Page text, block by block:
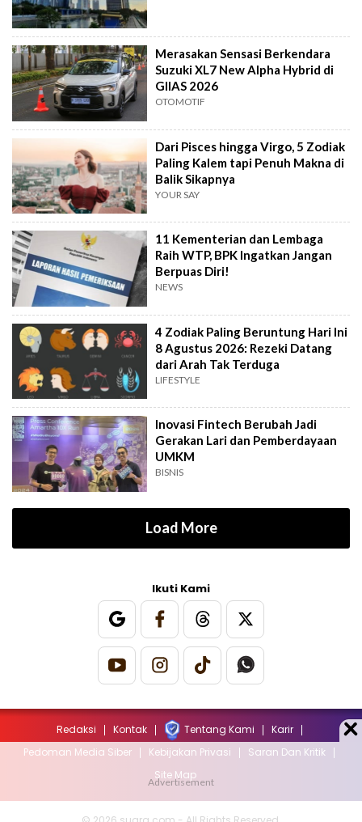
Merasakan Sensasi Berkendara
Suzuki XL7 New Alpha Hybrid di
GIIAS 2026
OTOMOTIF
Dari Pisces hingga Virgo, 5 Zodiak
Paling Kalem tapi Penuh Makna di
Balik Sikapnya
YOUR SAY
11 Kementerian dan Lembaga
Raih WTP, BPK Ingatkan Jangan
Berpuas Diri!
NEWS
4 Zodiak Paling Beruntung Hari Ini
8 Agustus 2026: Rezeki Datang
dari Arah Tak Terduga
LIFESTYLE
Inovasi Fintech Berubah Jadi
Gerakan Lari dan Pemberdayaan
UMKM
BISNIS
Load More
Ikuti Kami
Redaksi Kontak Tentang Kami
Karir
Pedoman Media Siber
Kebijakan Privasi
Saran Dan Kritik
Site Map